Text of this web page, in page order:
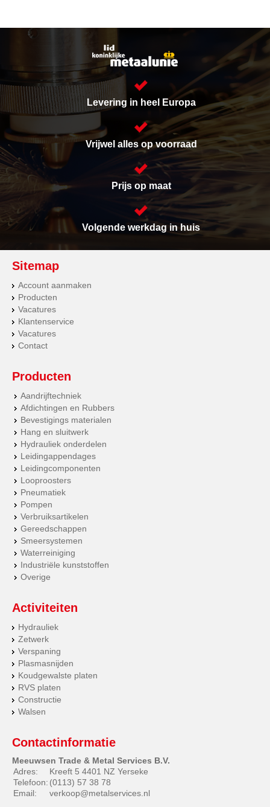
Levering in heel Europa
Vrijwel alles op voorraad
Prijs op maat
Volgende werkdag in huis
Sitemap
Account aanmaken
Producten
Vacatures
Klantenservice
Vacatures
Contact
Producten
Aandrijftechniek
Afdichtingen en Rubbers
Bevestigings materialen
Hang en sluitwerk
Hydrauliek onderdelen
Leidingappendages
Leidingcomponenten
Looproosters
Pneumatiek
Pompen
Verbruiksartikelen
Gereedschappen
Smeersystemen
Waterreiniging
Industriële kunststoffen
Overige
Activiteiten
Hydrauliek
Zetwerk
Verspaning
Plasmasnijden
Koudgewalste platen
RVS platen
Constructie
Walsen
Contactinformatie
Meeuwsen Trade & Metal Services B.V.
Adres:
Kreeft 5 4401 NZ Yerseke
Telefoon: (0113) 57 38 78
Email:
verkoop@metalservices.nl